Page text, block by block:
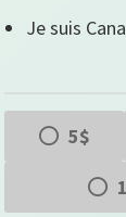
Je suis
5$